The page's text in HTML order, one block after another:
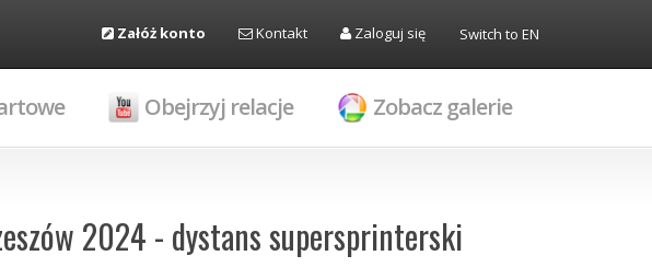
Załóż konto Kontakt Zaloguj się Switch to EN
Obejrzyj relacje Zobacz galerie
2024 - dystans supersprinterski